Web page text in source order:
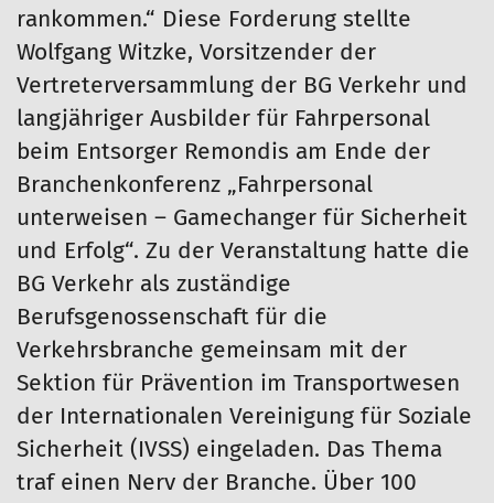
rankommen.“ Diese Forderung stellte
Wolfgang Witzke, Vorsitzender der
Vertreterversammlung der BG Verkehr und
langjähriger Ausbilder für Fahrpersonal
beim Entsorger Remondis am Ende der
Branchenkonferenz „Fahrpersonal
unterweisen – Gamechanger für Sicherheit
und Erfolg“. Zu der Veranstaltung hatte die
BG Verkehr als zuständige
Berufsgenossenschaft für die
Verkehrsbranche gemeinsam mit der
Sektion für Prävention im Transportwesen
der Internationalen Vereinigung für Soziale
Sicherheit (IVSS) eingeladen. Das Thema
traf einen Nerv der Branche. Über 100